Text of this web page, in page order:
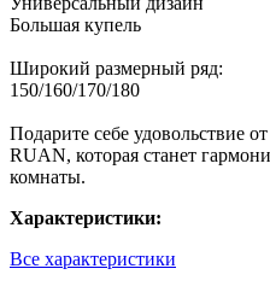
Большая купель
Широкий размерный ряд:
150/160/170/180
Подарите себе удовольствие
RUAN, которая станет
комнаты.
Характеристики:
Все характеристики